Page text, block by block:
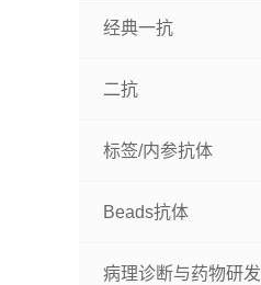
经典一抗
二抗
标签/内参抗体
Beads抗体
病理诊断与药物研发